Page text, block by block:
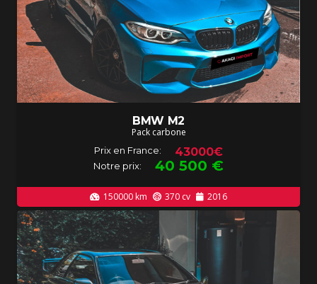
BMW M2
Pack carbone
Prix en France: 43000€
Notre prix: 40 500 €
150000 km 370cv 2016